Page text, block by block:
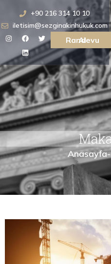
+90 216 314 10 10
iletisim@sezginakinhukuk.com
Randevu Al
Anasayfa-